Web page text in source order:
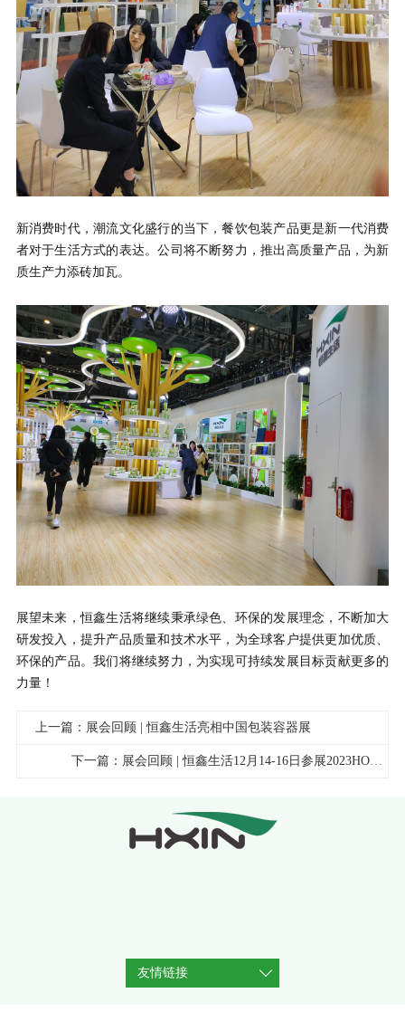
新消费时代，潮流文化盛行的当下，餐饮包装产品更是新一代消费
者对于生活方式的表达。公司将不断努力，推出高质量产品，为新
质生产力添砖加瓦。
展望未来，恒鑫生活将继续秉承绿色、环保的发展理念，不断加大
研发投入，提升产品质量和技术水平，为全球客户提供更加优质、
环保的产品。我们将继续努力，为实现可持续发展目标贡献更多的
力量！
上一篇：展会回顾 | 恒鑫生活亮相中国包装容器展
下一篇：展会回顾 | 恒鑫生活12月14-16日参展2023HOTELEX深圳酒店展
友情链接